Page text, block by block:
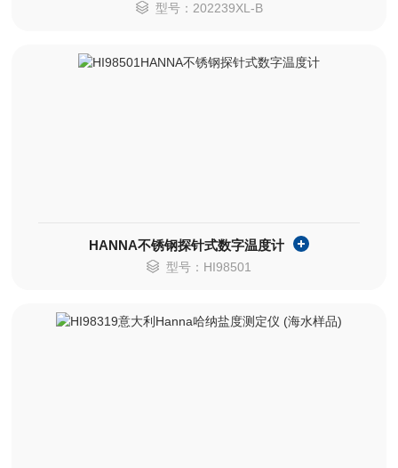
型号：202239XL-B
HANNA不锈钢探针式数字温度计
型号：HI98501